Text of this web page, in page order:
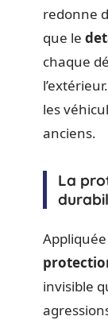
redonne
que le
chaque
les
anciens.
La
invisible